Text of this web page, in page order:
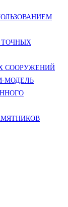
ТОЧНЫХ
СООРУЖЕНИЙ
МОДЕЛЬ